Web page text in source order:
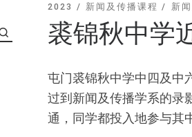
2023 新闻及传播课程 新
裘锦秋中学
屯门裘锦秋中学中四及中
过到新闻及传播学系的录
通，同学都投入地参与其